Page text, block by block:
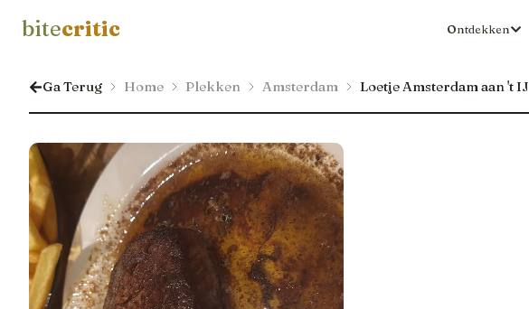
bitecritic Ontdekken
Ga Terug Home Plekken Amsterdam Loetje Amsterdam aan 't IJ